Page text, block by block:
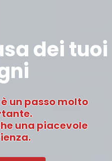
dei tuoi
un passo molto
una piacevole